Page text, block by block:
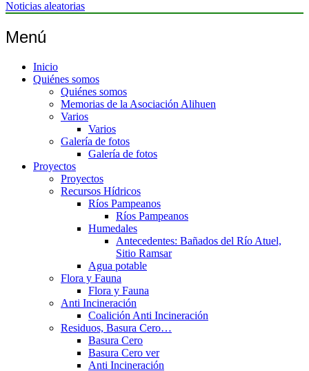
Noticias aleatorias
Menú
Inicio
Quiénes somos
Quiénes somos
Memorias de la Asociación Alihuen
Varios
Varios
Galería de fotos
Galería de fotos
Proyectos
Proyectos
Recursos Hídricos
Ríos Pampeanos
Ríos Pampeanos
Humedales
Antecedentes: Bañados del Río Atuel,
Sitio Ramsar
Agua potable
Flora y Fauna
Flora y Fauna
Anti Incineración
Coalición Anti Incineración
Residuos, Basura Cero…
Basura Cero
Basura Cero ver
Anti Incineración